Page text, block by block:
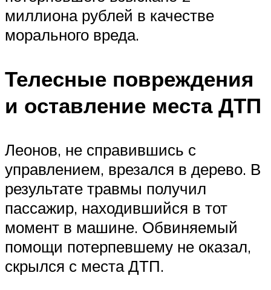
миллиона рублей в качестве
морального вреда.
Телесные повреждения
и оставление места ДТП
Леонов, не справившись с
управлением, врезался в дерево. В
результате травмы получил
пассажир, находившийся в тот
момент в машине. Обвиняемый
помощи потерпевшему не оказал,
скрылся с места ДТП.